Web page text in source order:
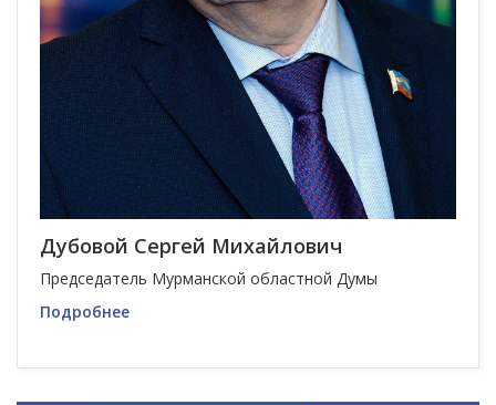
Дубовой Сергей Михайлович
Председатель Мурманской областной Думы
Подробнее